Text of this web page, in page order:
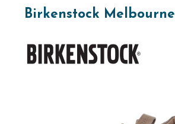
Birkenstock Melbourne